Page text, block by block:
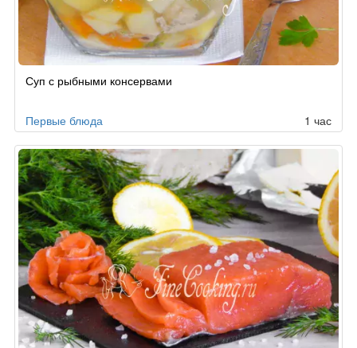
Суп с рыбными консервами
Первые блюда 1 час